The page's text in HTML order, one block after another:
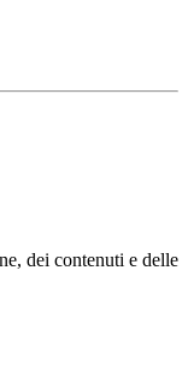
dei contenuti e delle